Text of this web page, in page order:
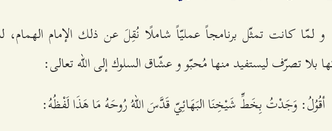
و لمّا كانت تمثّل برنامجاً عمليّاً شاملًا نُقِلَ عن ذلك الإمام الهمام،
بلا تصرّف ليستفيد منها مُحبّو و عشّاق السلوك إلى الله تعالى:
أقُوُلُ: وَجَدْتُ بِخَطِّ شَيْخِنَا البَهَائِيّ قَدَّسَ اللهُ رُوحَهُ مَا هَذَا لَفْظُهُ: